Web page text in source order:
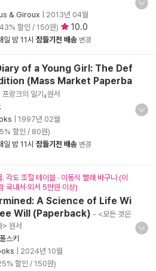
& Giroux
2013년 04월
할인 / 150원) 10.0
일 밤 11시 잠들기전 배송 변경
of a Young Girl: The Def
(Mass Market Paperba
프랑크의 일기』원서
1997년 02월
할인 / 80원)
일 밤 11시 잠들기전 배송 변경
각도 조절 테이블 · 이동식 빨래 바구니 (이
국내서·외서 5만원 이상)
A Science of Life Wi
Will (Paperback) - <모든 것은
> 원서
스키
2024년 10월
할인 / 150원)